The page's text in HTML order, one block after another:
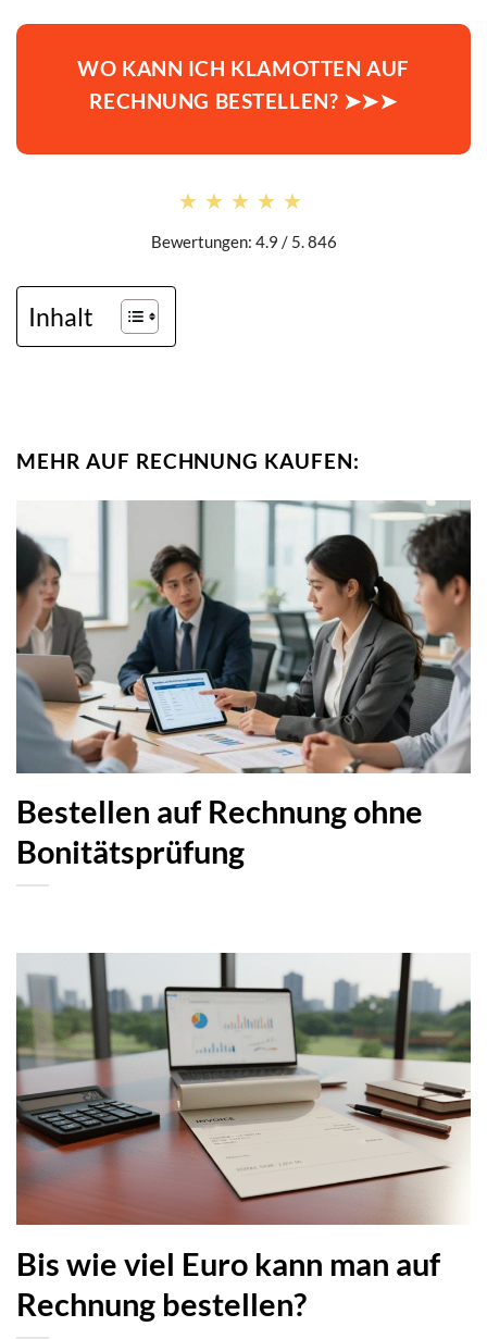
WO KANN ICH KLAMOTTEN AUF
RECHNUNG BESTELLEN? ➤➤➤
★★★★★
★★★★★
Bewertungen: 4.9 / 5. 846
Inhalt
MEHR AUF RECHNUNG KAUFEN:
Bestellen auf Rechnung ohne
Bonitätsprüfung
Bis wie viel Euro kann man auf
Rechnung bestellen?